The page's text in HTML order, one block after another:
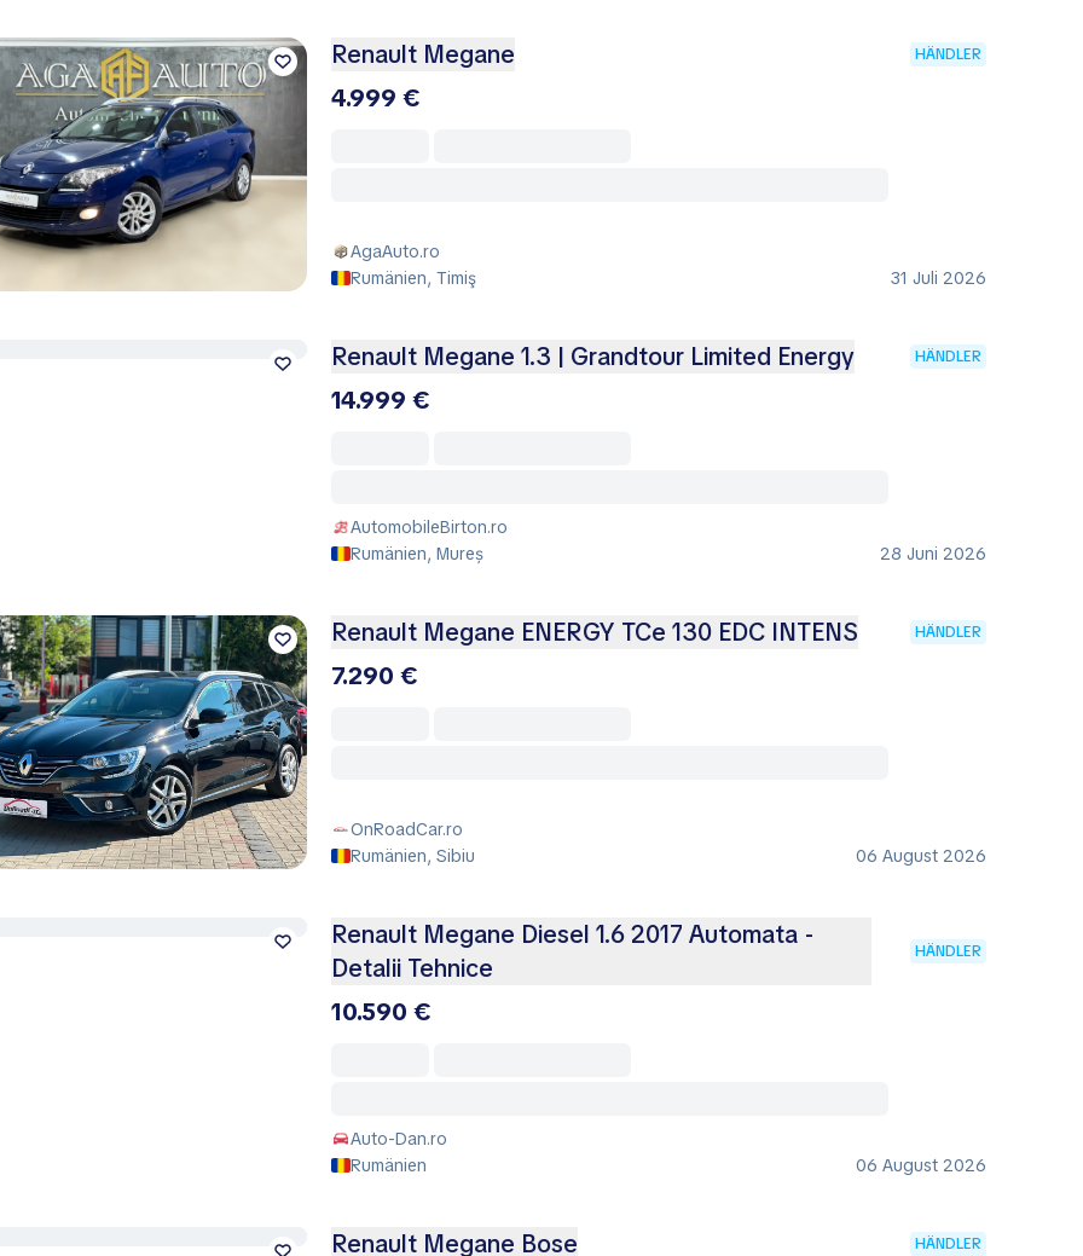
Renault Megane HÄNDLER
4.999 €
AgaAuto.ro
Rumänien, Timiş
31 Juli 2026
Renault Megane 1.3 | Grandtour Limited Energy HÄNDLER
14.999 €
AutomobileBirton.ro
Rumänien, Mureș
28 Juni 2026
Renault Megane ENERGY TCe 130 EDC INTENS HÄNDLER
7.290 €
OnRoadCar.ro
Rumänien, Sibiu
06 August 2026
Renault Megane Diesel 1.6 2017 Automata -
Detalii Tehnice
HÄNDLER
10.590 €
Auto-Dan.ro
Rumänien
06 August 2026
Renault Megane Bose HÄNDLER